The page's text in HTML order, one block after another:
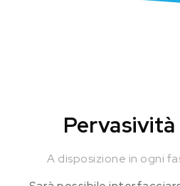
A disposizione in ogni